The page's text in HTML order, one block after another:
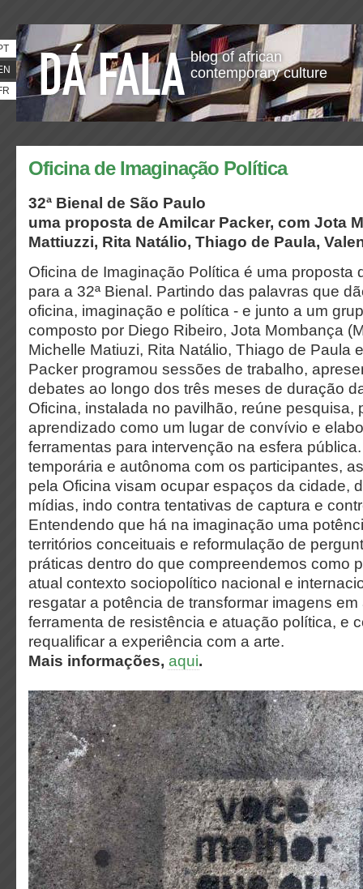
blog of african
contemporary culture
Oficina de Imaginação Política
32ª Bienal de São Paulo
uma proposta de Amilcar Packer, com Jota
Mattiuzzi, Rita Natálio, Thiago de Paula,
Oficina de Imaginação Política é uma proposta
para a 32ª Bienal. Partindo das palavras que
oficina, imaginação e política - e junto a um
composto por Diego Ribeiro, Jota Mombança
Michelle Matiuzi, Rita Natálio, Thiago de Paula
Packer programou sessões de trabalho,
debates ao longo dos três meses de duração
Oficina, instalada no pavilhão, reúne pesquisa,
aprendizado como um lugar de convívio e
ferramentas para intervenção na esfera
temporária e autônoma com os participantes,
pela Oficina visam ocupar espaços da cidade,
mídias, indo contra tentativas de captura e
Entendendo que há na imaginação uma
territórios conceituais e reformulação de
práticas dentro do que compreendemos como
atual contexto sociopolítico nacional e
resgatar a potência de transformar imagens
ferramenta de resistência e atuação política, e
requalificar a experiência com a arte.
Mais informações, aqui.